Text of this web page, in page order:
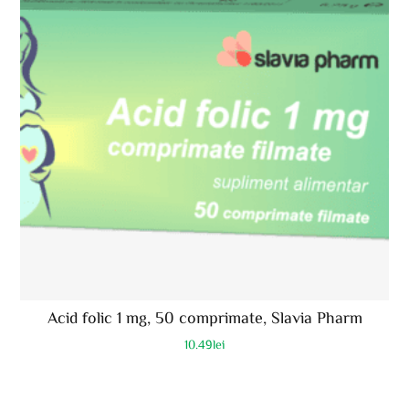
Acid folic 1 mg, 50 comprimate, Slavia Pharm
10.49lei